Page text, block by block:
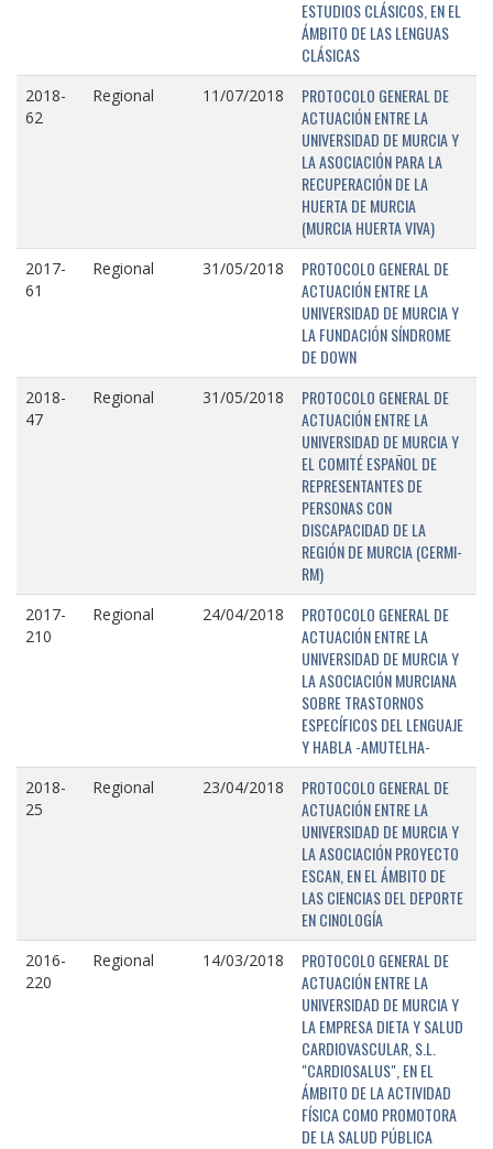
ESTUDIOS CLÁSICOS, EN EL
ÁMBITO DE LAS LENGUAS
CLÁSICAS
2018-
62
Regional 11/07/2018
PROTOCOLO GENERAL DE
ACTUACIÓN ENTRE LA
UNIVERSIDAD DE MURCIA Y
LA ASOCIACIÓN PARA LA
RECUPERACIÓN DE LA
HUERTA DE MURCIA
(MURCIA HUERTA VIVA)
2017-
61
Regional 31/05/2018
PROTOCOLO GENERAL DE
ACTUACIÓN ENTRE LA
UNIVERSIDAD DE MURCIA Y
LA FUNDACIÓN SÍNDROME
DE DOWN
2018-
47
Regional 31/05/2018
PROTOCOLO GENERAL DE
ACTUACIÓN ENTRE LA
UNIVERSIDAD DE MURCIA Y
EL COMITÉ ESPAÑOL DE
REPRESENTANTES DE
PERSONAS CON
DISCAPACIDAD DE LA
REGIÓN DE MURCIA (CERMI-
RM)
2017-
210
Regional 24/04/2018
PROTOCOLO GENERAL DE
ACTUACIÓN ENTRE LA
UNIVERSIDAD DE MURCIA Y
LA ASOCIACIÓN MURCIANA
SOBRE TRASTORNOS
ESPECÍFICOS DEL LENGUAJE
Y HABLA -AMUTELHA-
2018-
25
Regional 23/04/2018
PROTOCOLO GENERAL DE
ACTUACIÓN ENTRE LA
UNIVERSIDAD DE MURCIA Y
LA ASOCIACIÓN PROYECTO
ESCAN, EN EL ÁMBITO DE
LAS CIENCIAS DEL DEPORTE
EN CINOLOGÍA
2016-
220
Regional 14/03/2018
PROTOCOLO GENERAL DE
ACTUACIÓN ENTRE LA
UNIVERSIDAD DE MURCIA Y
LA EMPRESA DIETA Y SALUD
CARDIOVASCULAR, S.L.
"CARDIOSALUS", EN EL
ÁMBITO DE LA ACTIVIDAD
FÍSICA COMO PROMOTORA
DE LA SALUD PÚBLICA